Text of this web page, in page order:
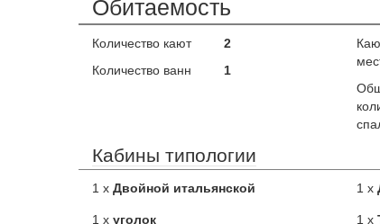
Обитаемость
Количество кают
2
Количество ванн
1
Кабины типологии
1 x Двойной итальянской 1 x
1 x уголок 1 x